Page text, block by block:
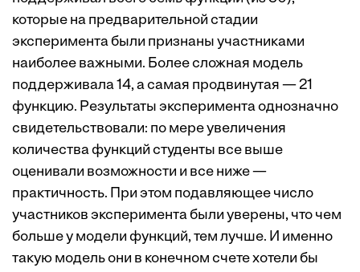
которые на предварительной стадии
эксперимента были признаны участниками
наиболее важными. Более сложная модель
поддерживала 14, а самая продвинутая — 21
функцию. Результаты эксперимента однозначно
свидетельствовали: по мере увеличения
количества функций студенты все выше
оценивали возможности и все ниже —
практичность. При этом подавляющее число
участников эксперимента были уверены, что чем
больше у модели функций, тем лучше. И именно
такую модель они в конечном счете хотели бы